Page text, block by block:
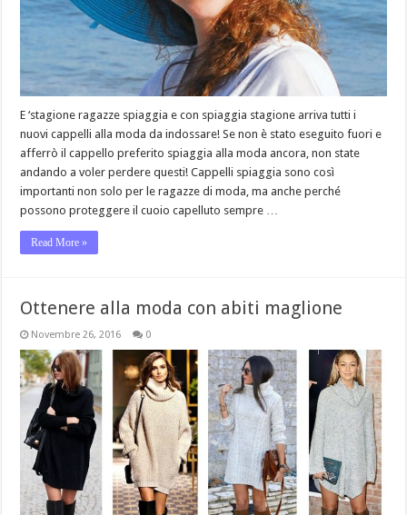
E ‘stagione ragazze spiaggia e con spiaggia stagione arriva tutti i
nuovi cappelli alla moda da indossare! Se non è stato eseguito fuori e
afferrò il cappello preferito spiaggia alla moda ancora, non state
andando a voler perdere questi! Cappelli spiaggia sono così
importanti non solo per le ragazze di moda, ma anche perché
possono proteggere il cuoio capelluto sempre …
Read More »
Ottenere alla moda con abiti maglione
Novembre 26, 2016 0